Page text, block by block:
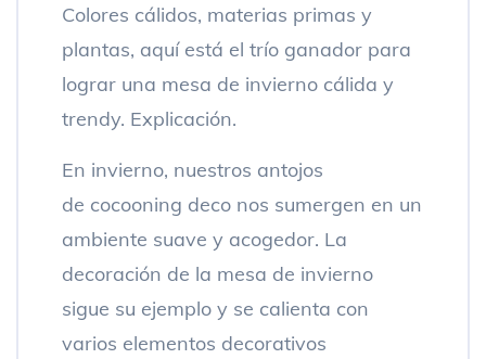
Colores cálidos, materias primas y
plantas, aquí está el trío ganador para
lograr una mesa de invierno cálida y
trendy. Explicación.
En invierno, nuestros antojos
de cocooning deco nos sumergen en un
ambiente suave y acogedor. La
decoración de la mesa de invierno
sigue su ejemplo y se calienta con
varios elementos decorativos